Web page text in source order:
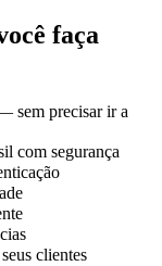
faça
sem precisar ir a
com segurança
clientes